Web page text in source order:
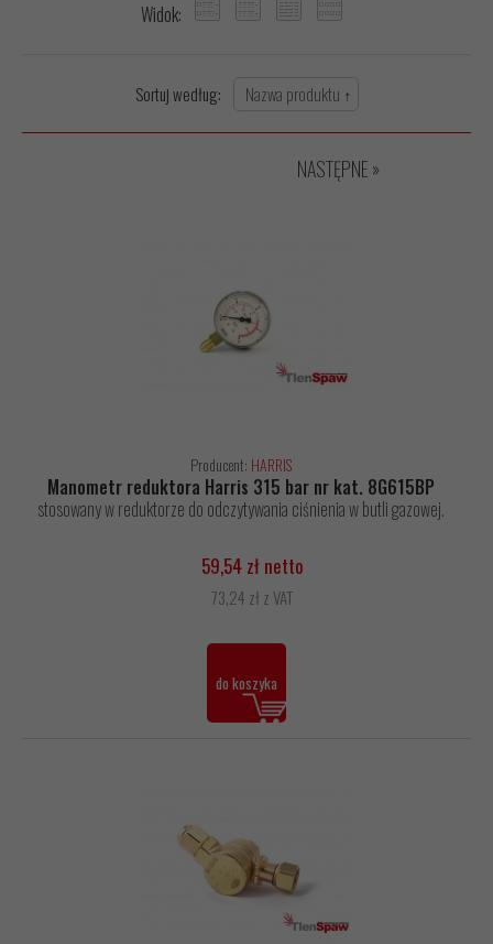
Widok:
Sortuj według:
NASTĘPNE »
Producent: HARRIS
Manometr reduktora Harris 315 bar nr kat. 8G615BP
stosowany w reduktorze do odczytywania ciśnienia w butli gazowej.
59,54 zł netto
73,24 zł z VAT
do koszyka